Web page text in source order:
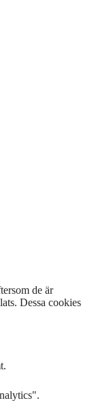
de är
Dessa cookies